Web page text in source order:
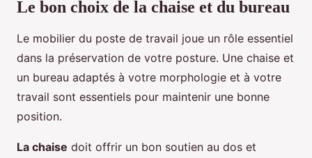
Le bon choix de la chaise et du bureau
Le mobilier du poste de travail joue un rôle essentiel
dans la préservation de votre posture. Une chaise et
un bureau adaptés à votre morphologie et à votre
travail sont essentiels pour maintenir une bonne
position.
La chaise doit offrir un bon soutien au dos et